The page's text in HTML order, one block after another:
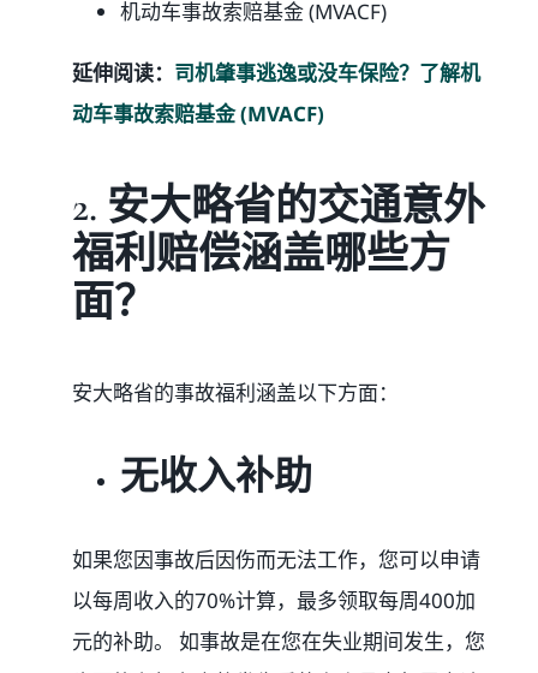
机动车事故索赔基金 (MVACF)
延伸阅读： 司机肇事逃逸或没车保险？了解机
动车事故索赔基金 (MVACF)
2. 安大略省的交通意外
福利赔偿涵盖哪些方
面？
安大略省的事故福利涵盖以下方面：
无收入补助
如果您因事故后因伤而无法工作，您可以申请
以每周收入的70%计算，最多领取每周400加
元的补助。 如事故是在您在失业期间发生，您